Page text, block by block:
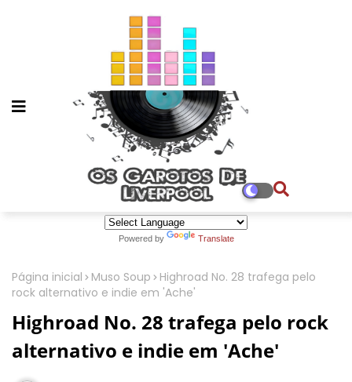
Powered by Translate
Página inicial Muso Soup
Highroad No. 28 trafega pelo
rock alternativo e indie em 'Ache'
Highroad No. 28 trafega pelo rock
alternativo e indie em 'Ache'